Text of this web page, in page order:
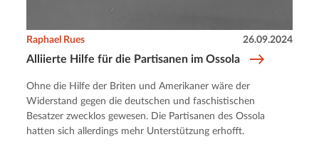
Alliierte Hilfe für die Partisanen im Ossola
Raphael Rues 26.09.2024
Ohne die Hilfe der Briten und Amerikaner wäre der
Widerstand gegen die deutschen und faschistischen
Besatzer zwecklos gewesen. Die Partisanen des Ossola
hatten sich allerdings mehr Unterstützung erhofft.